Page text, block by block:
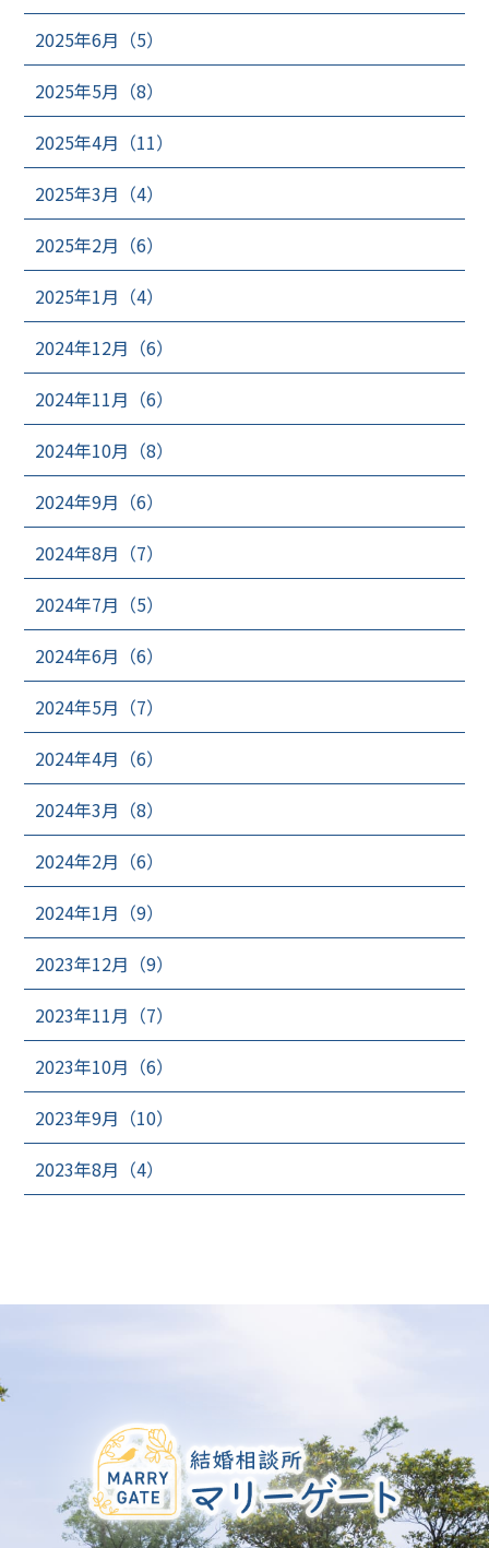
2025年6月（5）
2025年5月（8）
2025年4月（11）
2025年3月（4）
2025年2月（6）
2025年1月（4）
2024年12月（6）
2024年11月（6）
2024年10月（8）
2024年9月（6）
2024年8月（7）
2024年7月（5）
2024年6月（6）
2024年5月（7）
2024年4月（6）
2024年3月（8）
2024年2月（6）
2024年1月（9）
2023年12月（9）
2023年11月（7）
2023年10月（6）
2023年9月（10）
2023年8月（4）